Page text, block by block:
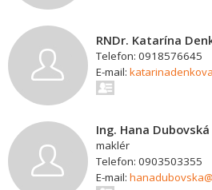
RNDr. Katarína
Telefon: 0918576645
E-mail:
Ing. Hana Dubovská
maklér
Telefon: 0903503355
E-mail: